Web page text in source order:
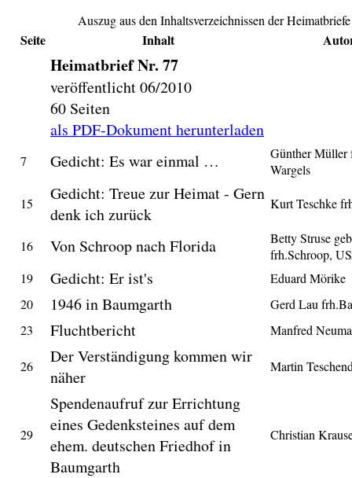
Auszug aus den Inhaltsverzeichnissen der Heimatbriefe
Seite Inhalt
Heimatbrief Nr. 77
veröffentlicht 06/2010
60 Seiten
als PDF-Dokument herunterladen
7 Gedicht: Es war einmal …
Günther Müller
Wargels
15
Gedicht: Treue zur Heimat - Gern
denk ich zurück
Kurt Teschke
16 Von Schroop nach Florida
Betty Struse
frh.Schroop,
19
Gedicht: Er ist's
Eduard Mörike
20
1946 in Baumgarth
Gerd Lau
23
Fluchtbericht Manfred
26
Der Verständigung kommen wir
näher
Martin
29
Spendenaufruf zur Errichtung
eines Gedenksteines auf dem
ehem. deutschen Friedhof in
Baumgarth
Christian